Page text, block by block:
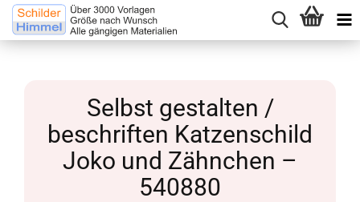
Selbst gestalten /
beschriften Katzenschild
Joko und Zähnchen –
540880